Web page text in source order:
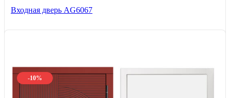
Входная дверь AG6067
-10%